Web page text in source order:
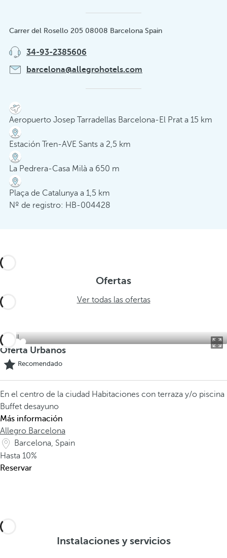
Carrer del Rosello 205 08008 Barcelona Spain
34-93-2385606
barcelona@allegrohotels.com
Aeropuerto Josep Tarradellas Barcelona-El Prat a 15 km
Estación Tren-AVE Sants a 2,5 km
La Pedrera-Casa Milà a 650 m
Plaça de Catalunya a 1,5 km
Nº de registro: HB-004428
Ofertas
Ver todas las ofertas
Oferta Urbanos
Recomendado
En el centro de la ciudad Habitaciones con terraza y/o piscina
Buffet desayuno
Más información
Allegro Barcelona
Barcelona, Spain
Hasta 10%
Reservar
Instalaciones y servicios